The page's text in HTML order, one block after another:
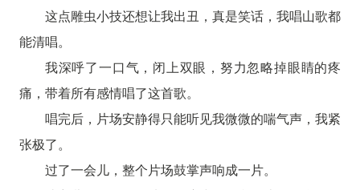
这点雕虫小技还想让我出丑，真是笑话，我唱山歌都
能清唱。
我深呼了一口气，闭上双眼，努力忽略掉眼睛的疼
痛，带着所有感情唱了这首歌。
唱完后，片场安静得只能听见我微微的喘气声，我紧
张极了。
过了一会儿，整个片场鼓掌声响成一片。